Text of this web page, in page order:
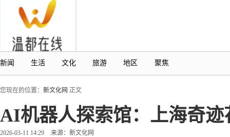
新闻 生活 文化 旅游 地区 聚焦
您现在的位置： 新文化网 正文
AI机器人探索馆：上海奇
2026-03-11 14:29 来源：新文化网